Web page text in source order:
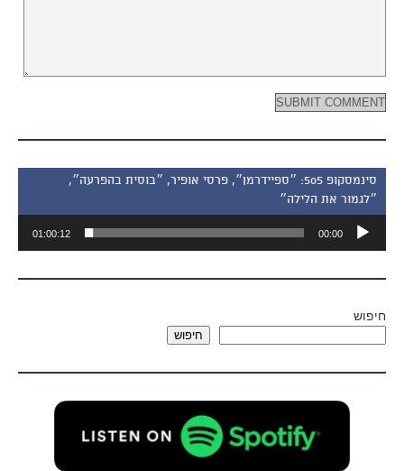
סינמסקופ 505: ״ספיידרמן״, פרסי אופיר, ״בוסית בהפרעה״,
״לגמור את הלילה״
אודיו
00:00
01:00:12
חיפוש
חיפוש